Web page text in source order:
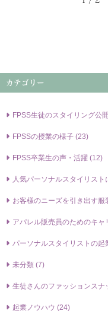
カテゴリー
FPSS⽣徒のスタイリング公
FPSSの授業の様⼦ (23)
FPSS卒業⽣の声・活躍 (12)
⼈気パーソナルスタイリス
お客様のニーズを引き出す
アパレル販売員のためのキャ
パーソナルスタイリストの起
未分類 (7)
生徒さんのファッションスナ
起業ノウハウ (24)